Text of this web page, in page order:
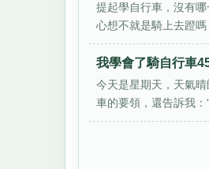
提起學自行車，沒有
心想不就是騎上去蹬
我學會了騎自行車
今天是星期天，天氣
車的要領，還告訴我：